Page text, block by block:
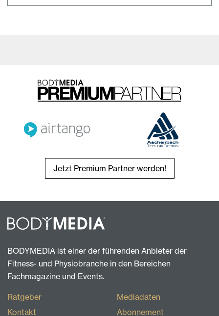
Jetzt Premium Partner werden!
BODYMEDIA ist einer der führenden Anbieter der
Fitness- und Physiobranche in den Bereichen
Fachmagazine und Events.
Ratgeber
Kontakt
Mediadaten
Abonnement